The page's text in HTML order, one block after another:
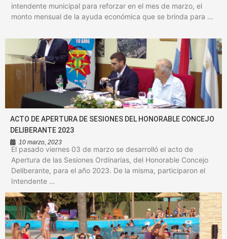
intendente municipal para reforzar en el mes de marzo, el
monto mensual de la ayuda económica que se brinda para …
ACTO DE APERTURA DE SESIONES DEL HONORABLE CONCEJO
DELIBERANTE 2023
10 marzo, 2023
El pasado viernes 03 de marzo se desarrolló el acto de
Apertura de las Sesiones Ordinarias, del Honorable Concejo
Deliberante, para el año 2023. De la misma, participaron el
Intendente …